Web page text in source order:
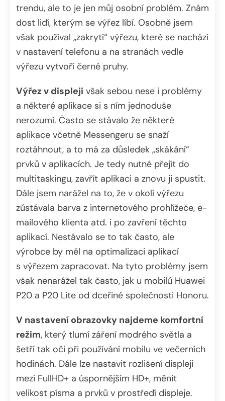
trendu, ale to je jen můj osobní problém. Znám
dost lidí, kterým se výřez líbí. Osobně jsem
však používal „zakrytí“ výřezu, které se nachází
v nastavení telefonu a na stranách vedle
výřezu vytvoří černé pruhy.
Výřez v displeji však sebou nese i problémy
a některé aplikace si s ním jednoduše
nerozumí. Často se stávalo že některé
aplikace včetně Messengeru se snaží
roztáhnout, a to má za důsledek „skákání“
prvků v aplikacích. Je tedy nutné přejít do
multitaskingu, zavřít aplikaci a znovu ji spustit.
Dále jsem narážel na to, že v okolí výřezu
zůstávala barva z internetového prohlížeče, e-
mailového klienta atd. i po zavření těchto
aplikací. Nestávalo se to tak často, ale
výrobce by měl na optimalizaci aplikací
s výřezem zapracovat. Na tyto problémy jsem
však nenarážel tak často, jak u mobilů Huawei
P20 a P20 Lite od dceřiné společnosti Honoru.
V nastavení obrazovky najdeme komfortní
režim, který tlumí záření modrého světla a
šetří tak oči při používání mobilu ve večerních
hodinách. Dále lze nastavit rozlišení displeji
mezi FullHD+ a úspornějším HD+, měnit
velikost písma a prvků v prostředí displeje.